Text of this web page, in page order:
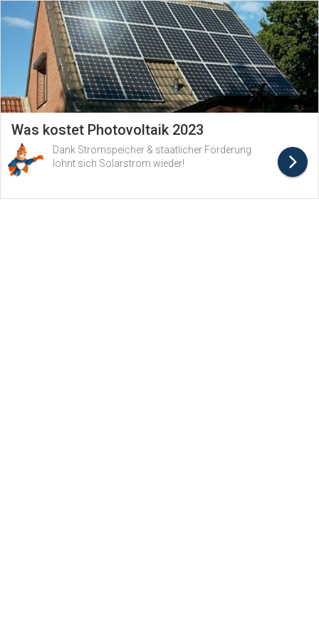
Was kostet Photovoltaik 2023
Dank Stromspeicher & staatlicher Förderung
lohnt sich Solarstrom wieder!